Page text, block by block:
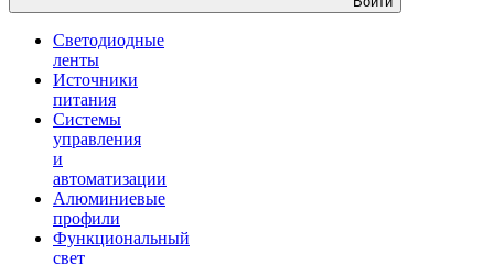
Светодиодные
ленты
Источники
питания
Системы
управления
и
автоматизации
Алюминиевые
профили
Функциональный
свет